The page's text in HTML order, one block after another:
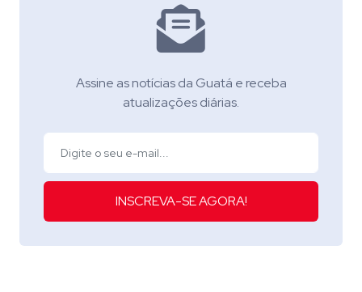
Assine as notícias da Guatá e receba
atualizações diárias.
INSCREVA-SE AGORA!